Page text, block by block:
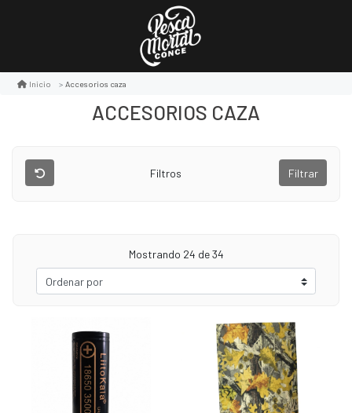
Inicio Accesorios caza
ACCESORIOS CAZA
Filtros Filtrar
Mostrando 24 de 34